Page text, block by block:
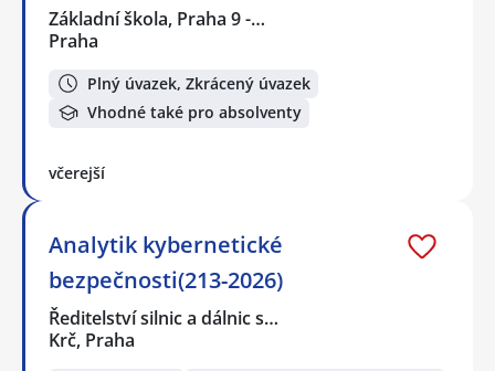
Základní škola, Praha 9 -…
Praha
Plný úvazek, Zkrácený úvazek
Vhodné také pro absolventy
včerejší
Analytik kybernetické
bezpečnosti(213-2026)
Ředitelství silnic a dálnic s…
Krč, Praha